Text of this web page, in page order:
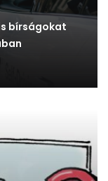
bírságokat